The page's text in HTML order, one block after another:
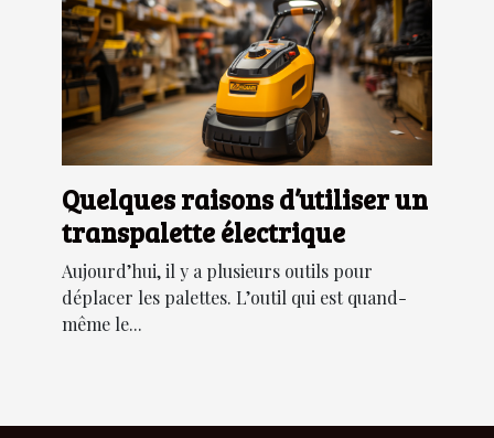
Quelques raisons d’utiliser un
transpalette électrique
Aujourd’hui, il y a plusieurs outils pour
déplacer les palettes. L’outil qui est quand-
même le...